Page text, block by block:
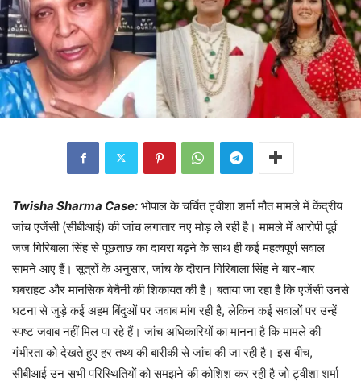
Twisha Sharma Case: भोपाल के चर्चित ट्वीशा शर्मा मौत मामले में केंद्रीय
जांच एजेंसी (सीबीआई) की जांच लगातार नए मोड़ ले रही है। मामले में आरोपी पूर्व
जज गिरिबाला सिंह से पूछताछ का दायरा बढ़ने के साथ ही कई महत्वपूर्ण सवाल
सामने आए हैं। सूत्रों के अनुसार, जांच के दौरान गिरिबाला सिंह ने बार-बार
घबराहट और मानसिक बेचैनी की शिकायत की है। बताया जा रहा है कि एजेंसी उनसे
घटना से जुड़े कई अहम बिंदुओं पर जवाब मांग रही है, लेकिन कई सवालों पर उन्हें
स्पष्ट जवाब नहीं मिल पा रहे हैं। जांच अधिकारियों का मानना है कि मामले की
गंभीरता को देखते हुए हर तथ्य की बारीकी से जांच की जा रही है। इस बीच,
सीबीआई उन सभी परिस्थितियों को समझने की कोशिश कर रही है जो ट्वीशा शर्मा